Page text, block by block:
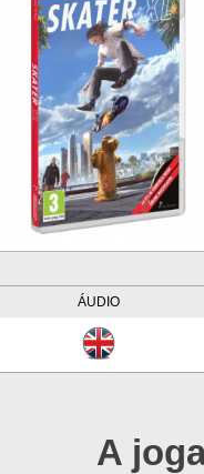
ÁUDIO
A